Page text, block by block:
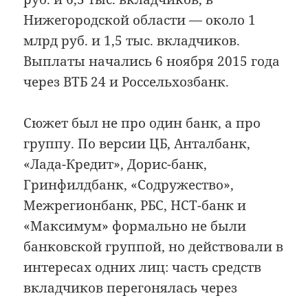
Нижегородской области — около 1
млрд руб. и 1,5 тыс. вкладчиков.
Выплаты начались 6 ноября 2015 года
через ВТБ 24 и Россельхозбанк.
Сюжет был не про один банк, а про
группу. По версии ЦБ, Анталбанк,
«Лада-Кредит», Дорис-банк,
Гринфилдбанк, «Содружество»,
Межрегионбанк, РБС, НСТ-банк и
«Максимум» формально не были
банковской группой, но действовали в
интересах одних лиц: часть средств
вкладчиков перегонялась через